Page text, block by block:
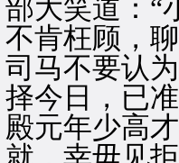
部大笑道：“
不肯枉顾，
司马不要认
择今日，已
殿元年少高